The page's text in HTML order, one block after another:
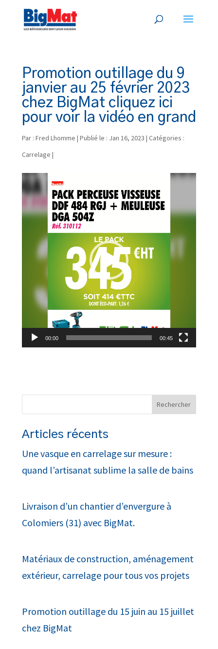
Promotion outillage du 9
janvier au 25 février 2023
chez BigMat cliquez ici
pour voir la vidéo en grand
Par : Fred Lhomme | Publié le : Jan 16, 2023 | Catégories :
Carrelage |
Lecteur
vidéo
00:00 00:45
Articles récents
Une vasque en carrelage sur mesure :
quand l’artisanat sublime la salle de bains
Livraison d’un chantier d’envergure à
Colomiers (31) avec BigMat.
Matériaux de construction, aménagement
extérieur, carrelage pour tous vos projets
Promotion outillage du 15 juin au 15 juillet
chez BigMat